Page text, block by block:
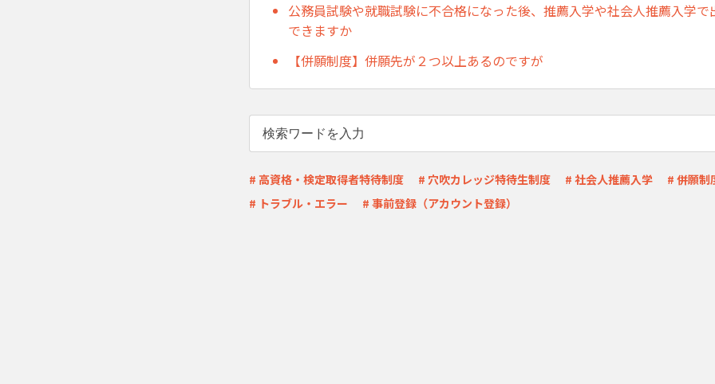
公務員試験や就職試験に不合格になった後、推薦入学や社会人推薦入学で
できますか
【併願制度】併願先が２つ以上あるのですが
# 高資格・検定取得者特待制度 # 穴吹カレッジ特待生制度 # 社会人推薦入学 # 併願制
# トラブル・エラー
# 事前登録（アカウント登録）